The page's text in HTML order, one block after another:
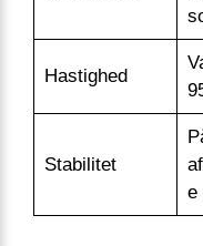
Hastighed
Stabilitet
e